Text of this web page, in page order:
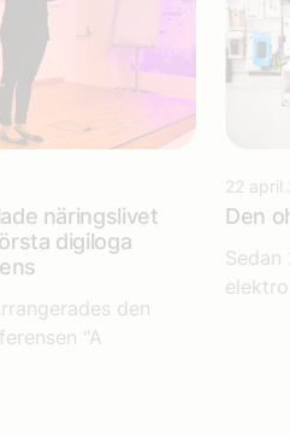
näringslivet
digiloga
den
"A
22 april
Den
Sedan